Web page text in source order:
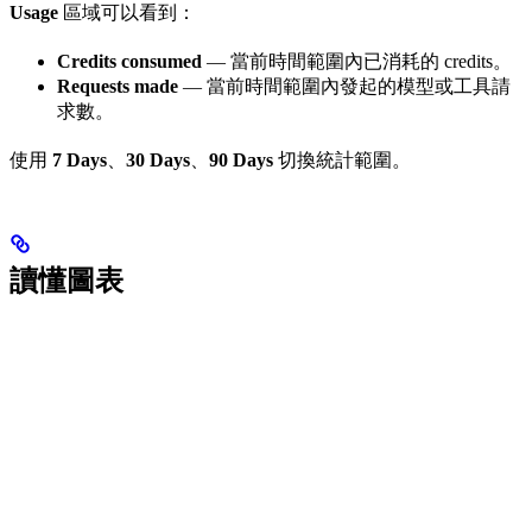
Usage 區域可以看到：
Credits consumed — 當前時間範圍內已消耗的 credits。
Requests made — 當前時間範圍內發起的模型或工具請
求數。
使用 7 Days 30 Days 90 Days 切換統計範圍。
讀懂圖表